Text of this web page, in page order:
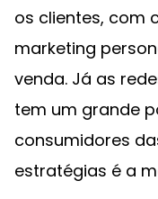
os clientes, com
marketing
venda. Já as
tem um grande
consumidores
estratégias é a